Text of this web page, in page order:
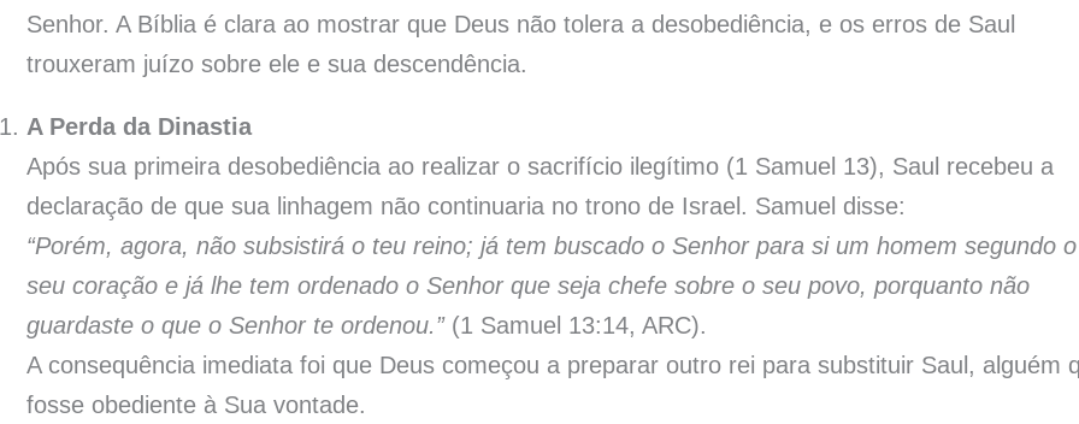
Senhor. A Bíblia é clara ao mostrar que Deus não tolera a desobediência, e os erros de Saul
trouxeram juízo sobre ele e sua descendência.
A Perda da Dinastia
Após sua primeira desobediência ao realizar o sacrifício ilegítimo (1 Samuel 13), Saul recebeu a
declaração de que sua linhagem não continuaria no trono de Israel. Samuel disse:
“Porém, agora, não subsistirá o teu reino; já tem buscado o Senhor para si um homem segundo o
seu coração e já lhe tem ordenado o Senhor que seja chefe sobre o seu povo, porquanto não
guardaste o que o Senhor te ordenou.”(1 Samuel 13:14, ARC).
A consequência imediata foi que Deus começou a preparar outro rei para substituir Saul, alguém
fosse obediente à Sua vontade.